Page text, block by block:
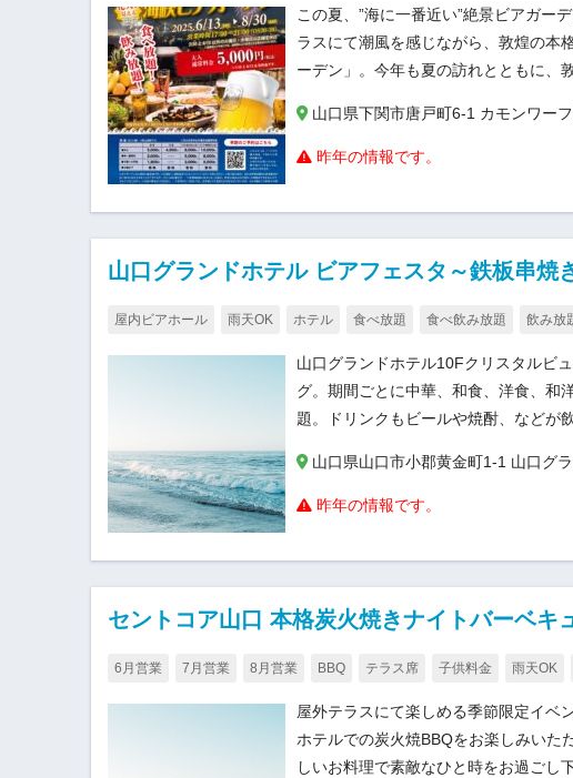
この夏、”海に一番近い”絶景ビアガー
ラスにて潮風を感じながら、敦煌の本
ーデン」。今年も夏の訪れとともに、
山口県下関市唐戸町6-1 カモンワー
昨年の情報です。
山口グランドホテル ビアフェスタ～鉄板串焼
屋内ビアホール 雨天OK ホテル 食べ放題 食べ飲み放題 飲み放
山口グランドホテル10Fクリスタルビ
グ。期間ごとに中華、和食、洋食、和
題。ドリンクもビールや焼酎、などが
山口県山口市小郡黄金町1-1 山口グ
昨年の情報です。
セントコア山口 本格炭火焼きナイトバーベキ
6月営業 7月営業 8月営業 BBQ テラス席 子供料金 雨天OK
屋外テラスにて楽しめる季節限定イベ
ホテルでの炭火焼BBQをお楽しみいた
しいお料理で素敵なひと時をお過ごし